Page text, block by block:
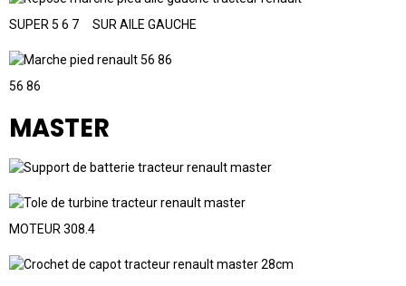
SUPER 5 6 7 SUR AILE GAUCHE
56 86
MASTER
MOTEUR 308.4